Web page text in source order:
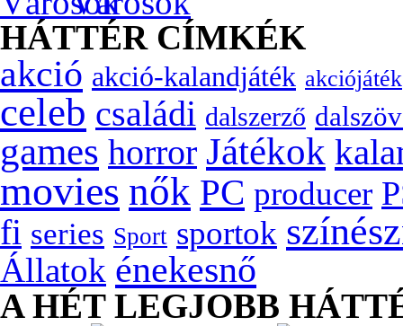
HÁTTÉR CÍMKÉK
akció akció-kalandjáték akciójáték
celeb családi dalszerző
games horror Játékok
movies nők PC producer
fi series Sport sportok
Állatok énekesnő
A HÉT LEGJOBB